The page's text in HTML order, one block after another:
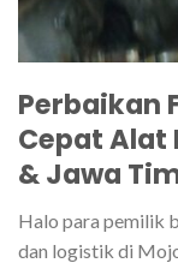
Perbaikan
Cepat Alat
& Jawa
Halo para pemilik
dan logistik di